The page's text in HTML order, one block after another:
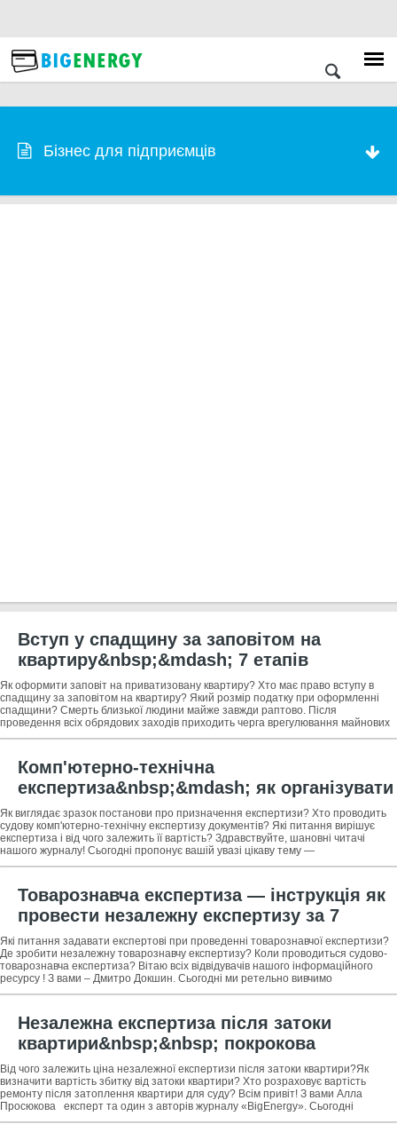
Бізнес для підприємців
Вступ у спадщину за заповітом на
квартиру&nbsp;&mdash; 7 етапів
оформлення спадщини + професійна
допомога в оформленні приватизованої
квартири
Як оформити заповіт на приватизовану квартиру? Хто має право вступу в
спадщину за заповітом на квартиру? Який розмір податку при оформленні
спадщини? Смерть близької людини майже завжди раптово. Після
проведення всіх обрядових заходів приходить черга врегулювання майнових
питань. Оформлення
Комп'ютерно-технічна
експертиза&nbsp;&mdash; як організувати
проведення судової експертизи за 7
кроків + огляд ТОП-3 компаній з
проведення експертизи
Як виглядає зразок постанови про призначення експертизи? Хто проводить
судову комп'ютерно-технічну експертизу документів? Які питання вирішує
експертиза і від чого залежить її вартість? Здравствуйте, шановні читачі
нашого журналу! Сьогодні пропонує вашій увазі цікаву тему —
Товарознавча експертиза — інструкція як
провести незалежну експертизу за 7
кроків + огляд ТОП-5 експертних компаній
Які питання задавати експертові при проведенні товарознавчої експертизи?
Де зробити незалежну товарознавчу експертизу? Коли проводиться судово-
товарознавча експертиза? Вітаю всіх відвідувачів нашого інформаційного
ресурсу ! З вами – Дмитро Докшин. Сьогодні ми ретельно вивчимо
товарознавчу
Незалежна експертиза після затоки
квартири&nbsp;&nbsp; покрокова
інструкція як діяти при затопленні
квартири + професійна допомога в
проведенні незалежної експертизи
квартири
Від чого залежить ціна незалежної експертизи після затоки квартири?Як
визначити вартість збитку від затоки квартири? Хто розраховує вартість
ремонту після затоплення квартири для суду? Всім привіт! З вами Алла
Просюкова експерт та один з авторів журналу «BigEnergy». Сьогодні